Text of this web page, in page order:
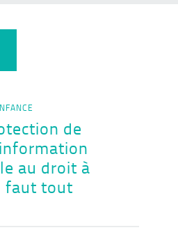
de
au droit à
faut tout